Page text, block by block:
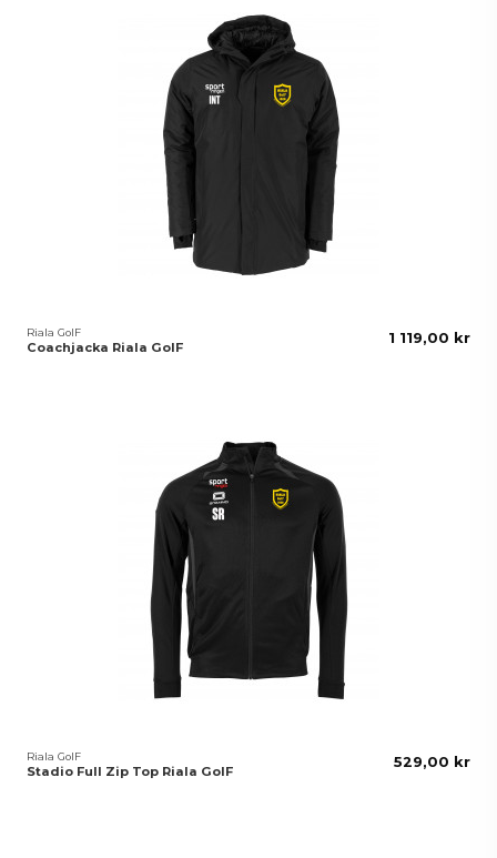
Riala GoIF
Coachjacka Riala GoIF
1 119,00 kr
Riala GoIF
Stadio Full Zip Top Riala GoIF
529,00 kr